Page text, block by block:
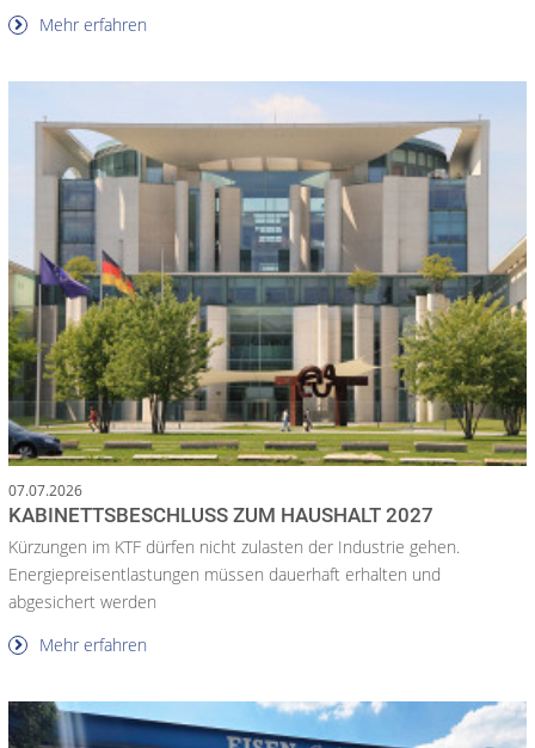
Mehr erfahren
07.07.2026
KABINETTSBESCHLUSS ZUM HAUSHALT 2027
Kürzungen im KTF dürfen nicht zulasten der Industrie gehen.
Energiepreisentlastungen müssen dauerhaft erhalten und
abgesichert werden
Mehr erfahren